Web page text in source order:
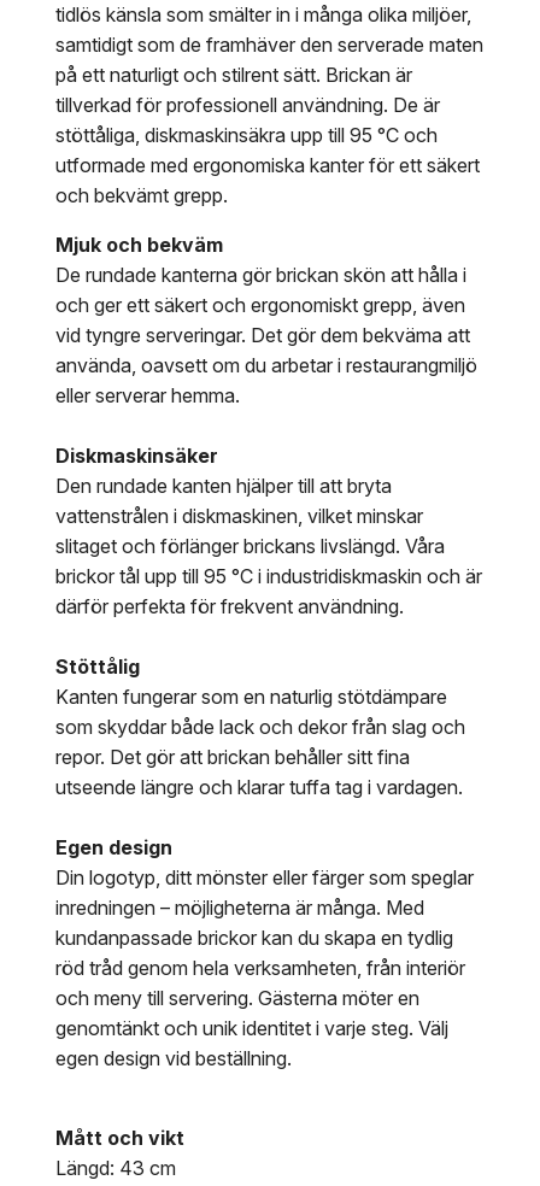
tidlös känsla som smälter in i många olika miljöer,
samtidigt som de framhäver den serverade maten
på ett naturligt och stilrent sätt. Brickan är
tillverkad för professionell användning. De är
stöttåliga, diskmaskinsäkra upp till 95 °C och
utformade med ergonomiska kanter för ett säkert
och bekvämt grepp.
Mjuk och bekväm
De rundade kanterna gör brickan skön att hålla i
och ger ett säkert och ergonomiskt grepp, även
vid tyngre serveringar. Det gör dem bekväma att
använda, oavsett om du arbetar i restaurangmiljö
eller serverar hemma.
Diskmaskinsäker
Den rundade kanten hjälper till att bryta
vattenstrålen i diskmaskinen, vilket minskar
slitaget och förlänger brickans livslängd. Våra
brickor tål upp till 95 °C i industridiskmaskin och är
därför perfekta för frekvent användning.
Stöttålig
Kanten fungerar som en naturlig stötdämpare
som skyddar både lack och dekor från slag och
repor. Det gör att brickan behåller sitt fina
utseende längre och klarar tuffa tag i vardagen.
Egen design
Din logotyp, ditt mönster eller färger som speglar
inredningen – möjligheterna är många. Med
kundanpassade brickor kan du skapa en tydlig
röd tråd genom hela verksamheten, från interiör
och meny till servering. Gästerna möter en
genomtänkt och unik identitet i varje steg. Välj
egen design vid beställning.
Mått och vikt
Längd: 43 cm